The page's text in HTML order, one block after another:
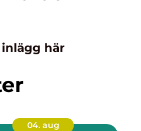
här
04. aug